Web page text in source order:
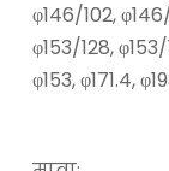
φ146/102,
φ153/128,
φ153, φ171.4,